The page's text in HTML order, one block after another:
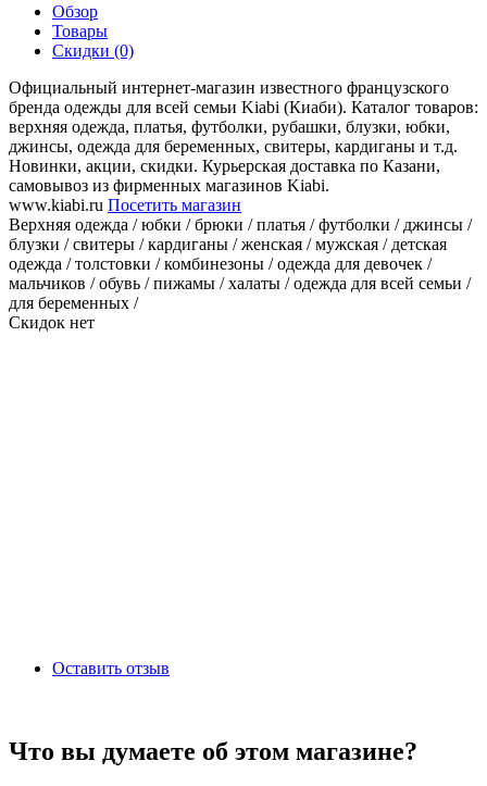
Обзор
Товары
Скидки (0)
Официальный интернет-магазин известного французского
бренда одежды для всей семьи Kiabi (Киаби). Каталог товаров:
верхняя одежда, платья, футболки, рубашки, блузки, юбки,
джинсы, одежда для беременных, свитеры, кардиганы и т.д.
Новинки, акции, скидки. Курьерская доставка по Казани,
самовывоз из фирменных магазинов Kiabi.
www.kiabi.ru Посетить магазин
Верхняя одежда / юбки / брюки / платья / футболки / джинсы /
блузки / свитеры / кардиганы / женская / мужская / детская
одежда / толстовки / комбинезоны / одежда для девочек /
мальчиков / обувь / пижамы / халаты / одежда для всей семьи /
для беременных /
Скидок нет
Оставить отзыв
Что вы думаете об этом магазине?